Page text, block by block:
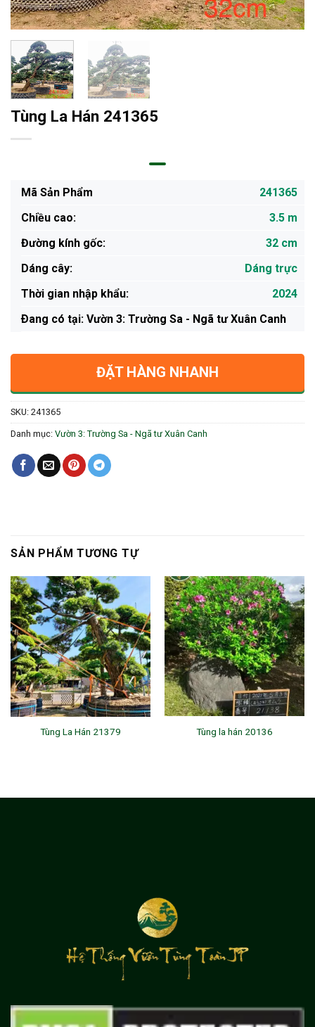
Tùng La Hán 241365
Mã Sản Phẩm
241365
Chiều cao:
3.5 m
Đường kính gốc:
32 cm
Dáng cây:
Dáng trực
Thời gian nhập khẩu:
2024
Ðang có tại: Vườn 3: Trường Sa - Ngã tư Xuân Canh
ĐẶT HÀNG NHANH
SKU: 241365
Danh mục: Vườn 3: Trường Sa - Ngã tư Xuân Canh
SẢN PHẨM TƯƠNG TỰ
Tùng La Hán 21379 Tùng la hán 20136